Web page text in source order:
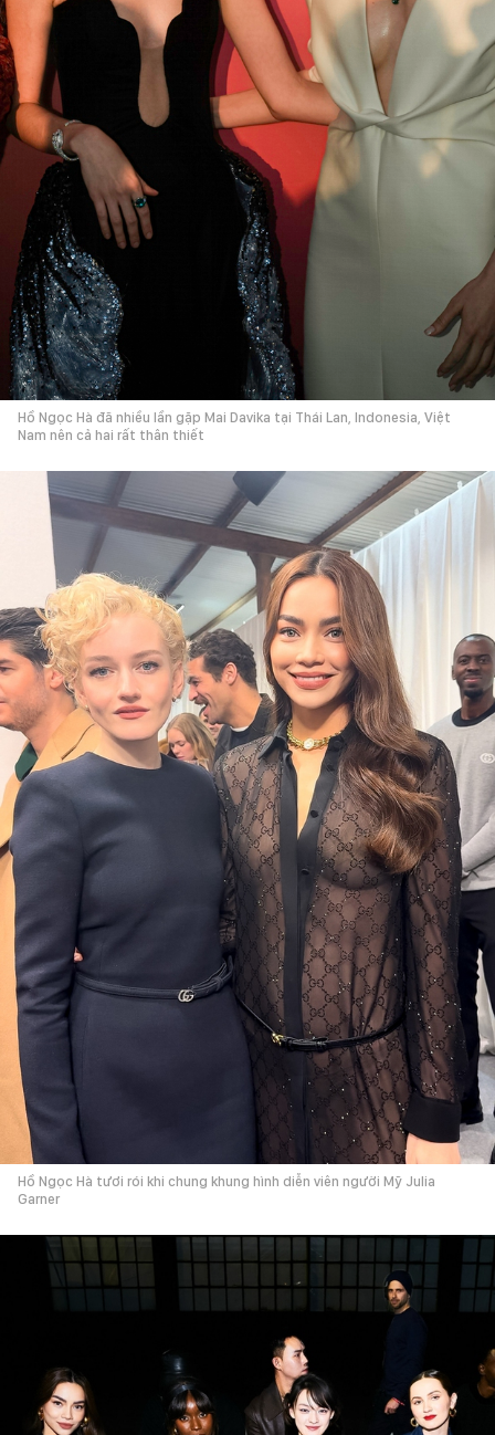
Hồ Ngọc Hà đã nhiều lần gặp Mai Davika tại Thái Lan, Indonesia, Việt
Nam nên cả hai rất thân thiết
Hồ Ngọc Hà tươi rói khi chung khung hình diễn viên người Mỹ Julia
Garner